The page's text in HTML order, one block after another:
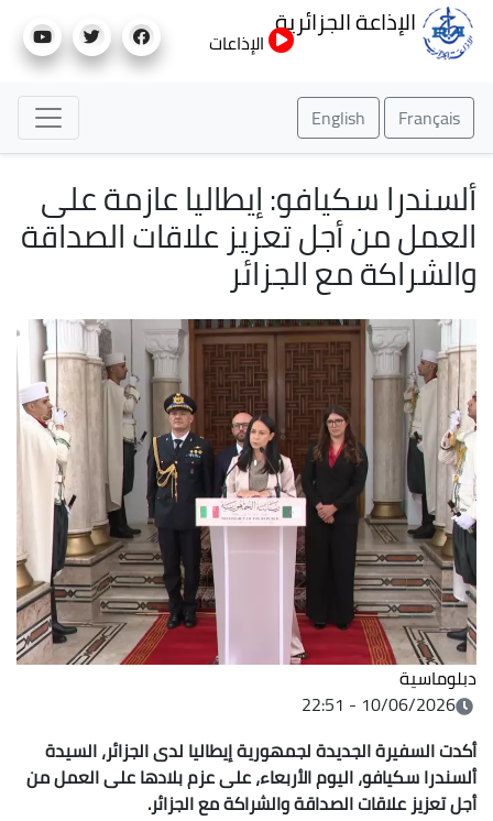
إلى
الإذاعة الجزائرية
الإذاعات
Français
English
ألسندرا سكيافو: إيطاليا عازمة على
العمل من أجل تعزيز علاقات الصداقة
والشراكة مع الجزائر
دبلوماسية
10/06/2026 - 22:51
أكدت السفيرة الجديدة لجمهورية إيطاليا لدى الجزائر، السيدة
ألسندرا سكيافو، اليوم الأربعاء، على عزم بلادها على العمل من
أجل تعزيز علاقات الصداقة والشراكة مع الجزائر.